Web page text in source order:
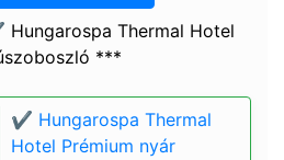
Thermal Hotel
***
✔️ Hungarospa Thermal
Hotel Prémium nyár